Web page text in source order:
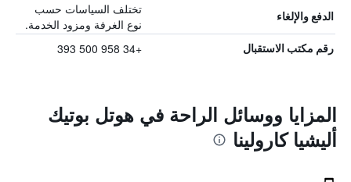
الدفع والإلغاء
تختلف السياسات حسب
نوع الغرفة ومزود الخدمة.
رقم مكتب الاستقبال +34 958 500 393
المزايا ووسائل الراحة في هوتل بوتيك
أليشيا كارولينا